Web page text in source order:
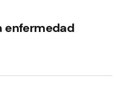
enfermedad